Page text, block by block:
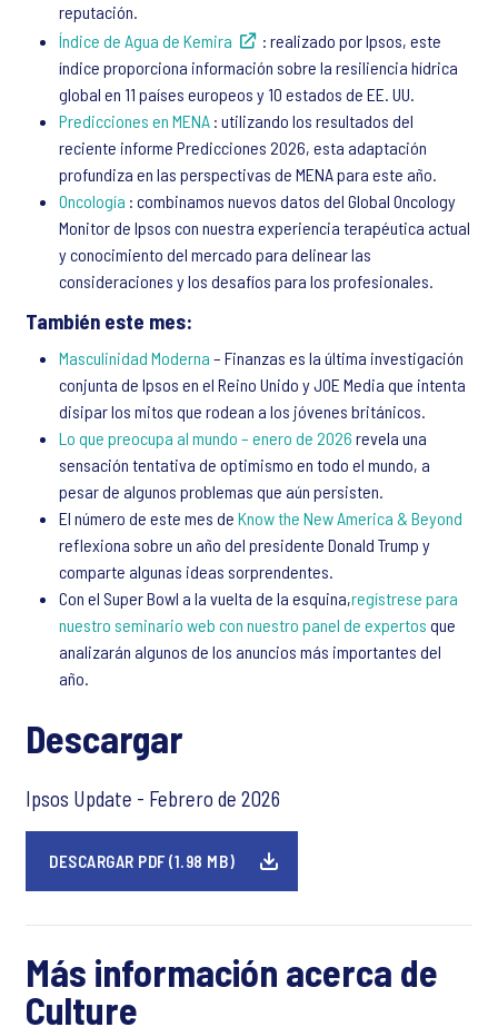
reputación.
Índice de Agua de Kemira
: realizado por Ipsos, este
índice proporciona información sobre la resiliencia hídrica
global en 11 países europeos y 10 estados de EE. UU.
Predicciones en MENA : utilizando los resultados del
reciente informe Predicciones 2026, esta adaptación
profundiza en las perspectivas de MENA para este año.
Oncología : combinamos nuevos datos del Global Oncology
Monitor de Ipsos con nuestra experiencia terapéutica actual
y conocimiento del mercado para delinear las
consideraciones y los desafíos para los profesionales.
También este mes:
Masculinidad Moderna – Finanzas es la última investigación
conjunta de Ipsos en el Reino Unido y JOE Media que intenta
disipar los mitos que rodean a los jóvenes británicos.
Lo que preocupa al mundo – enero de 2026 revela una
sensación tentativa de optimismo en todo el mundo, a
pesar de algunos problemas que aún persisten.
El número de este mes de Know the New America & Beyond
reflexiona sobre un año del presidente Donald Trump y
comparte algunas ideas sorprendentes.
Con el Super Bowl a la vuelta de la esquina,regístrese para
nuestro seminario web con nuestro panel de expertos que
analizarán algunos de los anuncios más importantes del
año.
Descargar
Ipsos Update - Febrero de 2026
DESCARGAR PDF (1.98 MB)
Más información acerca de
Culture